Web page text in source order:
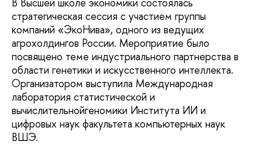
стратегическая сессия с участием группы
компаний «ЭкоНива», одного из ведущих
агрохолдингов России. Мероприятие было
посвящено теме индустриального партнерства в
области генетики и искусственного интеллекта.
Организатором выступила Международная
лаборатория статистической и
вычислительнойгеномики Института ИИ и
цифровых наук факультета компьютерных наук
ВШЭ.